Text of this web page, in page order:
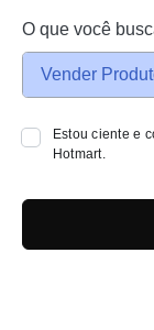
O que você
Vender
Estou ciente e
Hotmart.